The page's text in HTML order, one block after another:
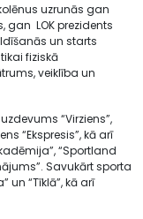
uzrunās gan
gan LOK prezidents
un starts
fiziskā
veiklība un
“Virziens”,
“Ekspresis”, kā arī
“Sportland
Savukārt sporta
un “Tīklā”, kā arī